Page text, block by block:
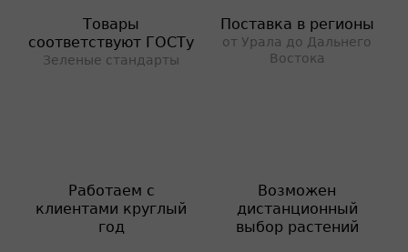
Товары
соответствуют ГОСТу
Зеленые стандарты
Поставка в регионы
от Урала до Дальнего
Востока
Работаем с
клиентами круглый
год
Возможен
дистанционный
выбор растений